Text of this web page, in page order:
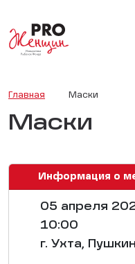
Главная Маски
Маски
Информация о
05 апреля
10:00
г. Ухта, Пушкин